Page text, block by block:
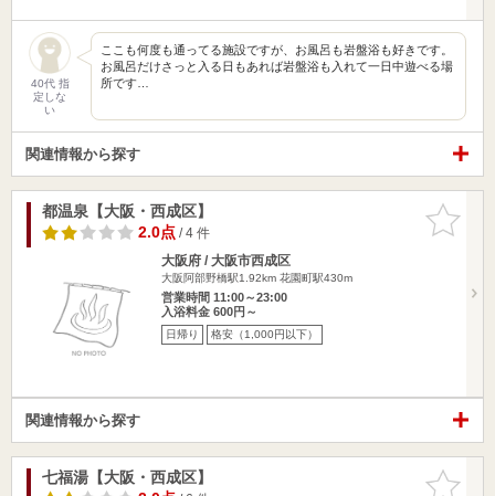
40代 指
定しな
い
ここも何度も通ってる施設ですが、お風呂も岩盤浴も好きです。
お風呂だけさっと入る日もあれば岩盤浴も入れて一日中遊べる場
所です…
関連情報から探す
お気に入
りに追加
都温泉【大阪・西成区】
2.0点/ 4 件
大阪府 / 大阪市西成区
大阪阿部野橋駅1.92km 花園町駅430m
営業時間 11:00～23:00
入浴料金 600円～
日帰り 格安（1,000円以下）
関連情報から探す
お気に入
七福湯【大阪・西成区】